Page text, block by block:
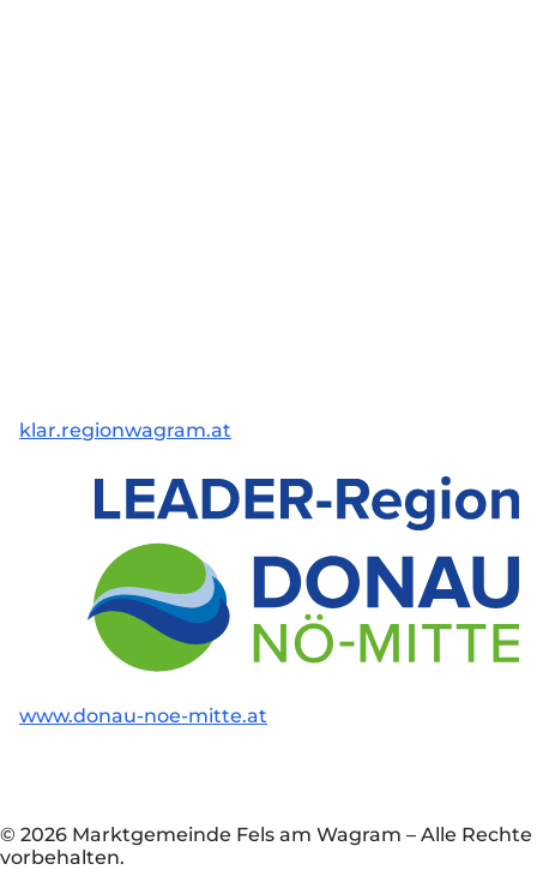
klar.regionwagram.at
www.donau-noe-mitte.at
© 2026 Marktgemeinde Fels am Wagram – Alle Rechte
vorbehalten.